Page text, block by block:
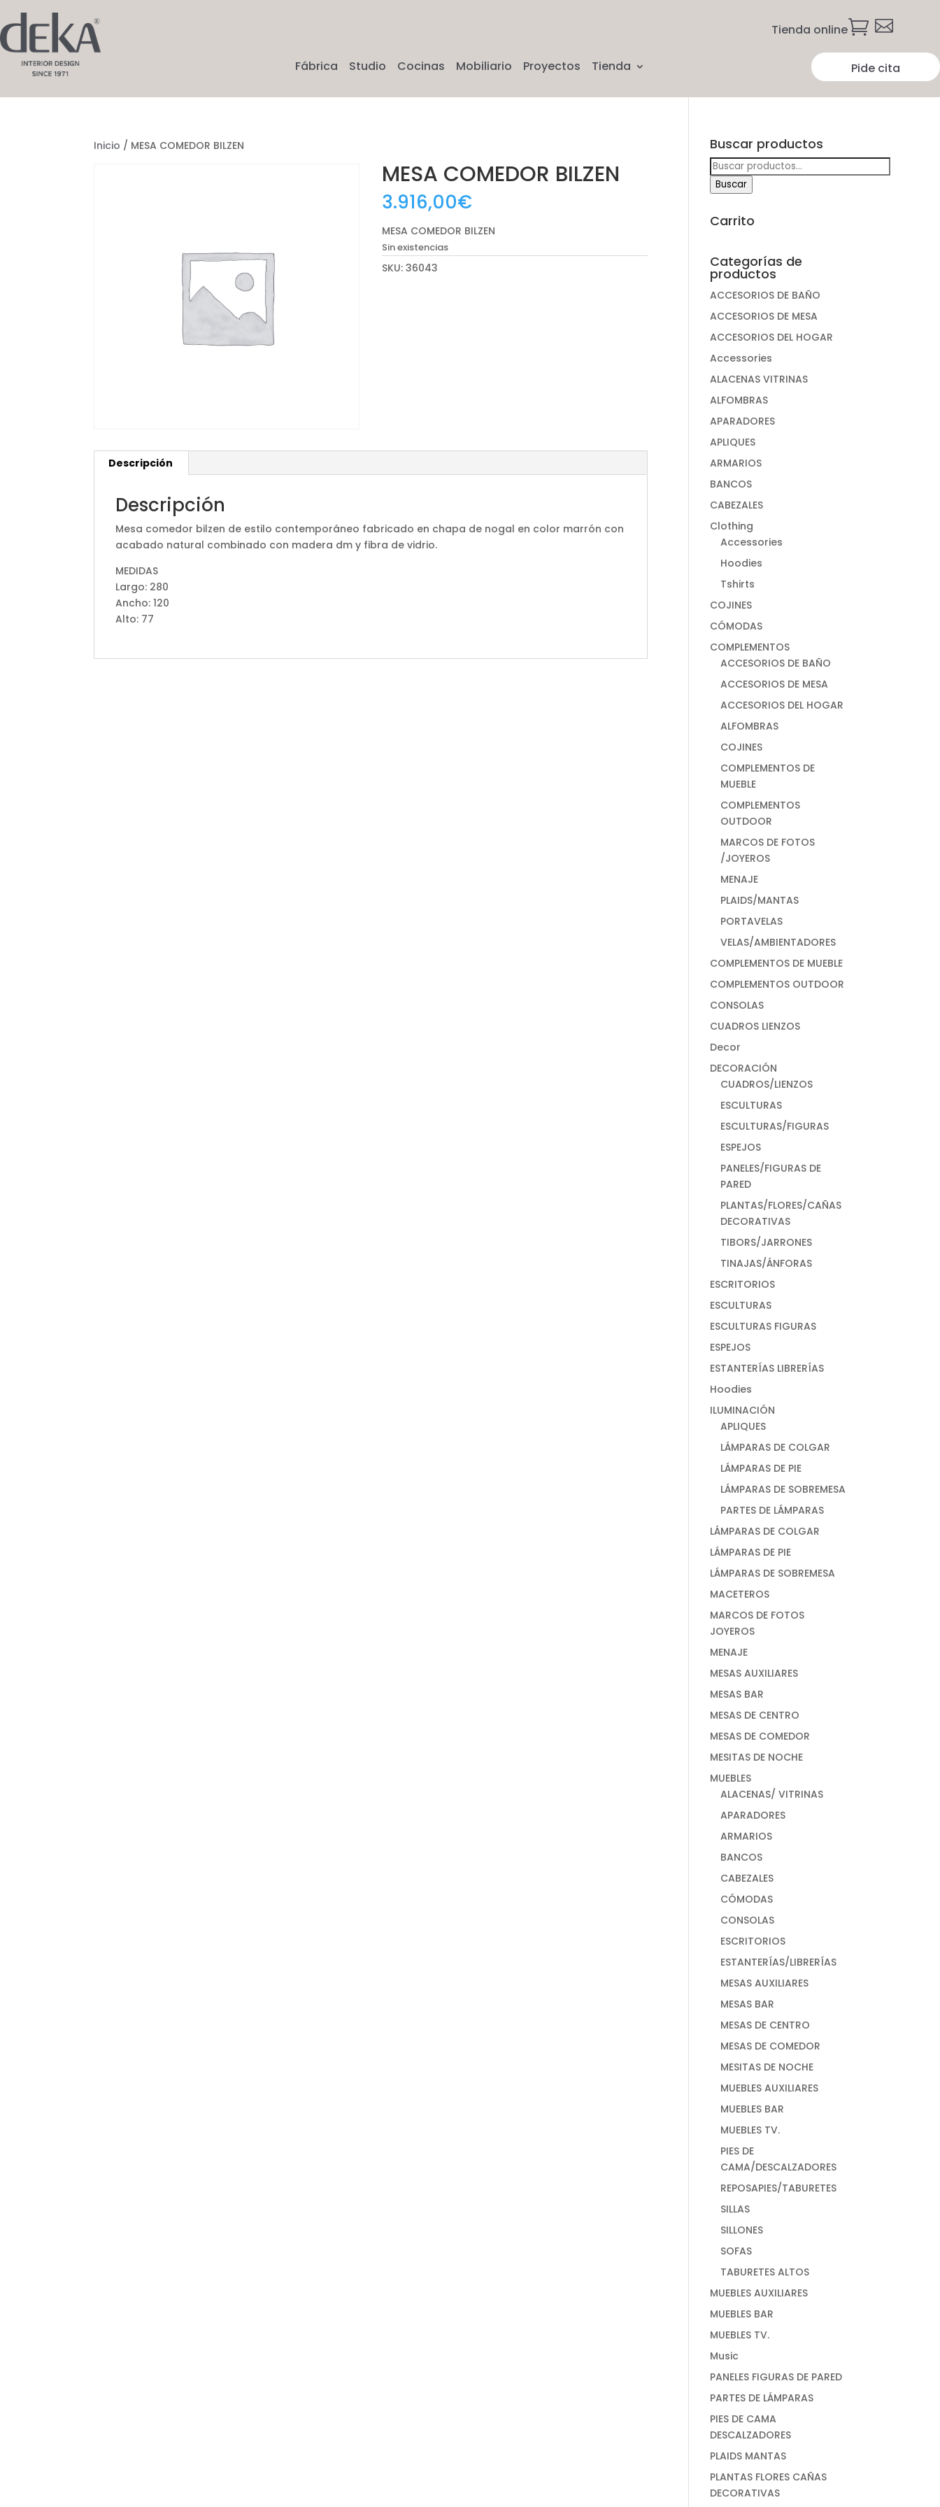
Tienda online 
Fábrica Studio Cocinas Mobiliario Proyectos Tienda Pide cita
Inicio / MESA COMEDOR BILZEN
MESA COMEDOR BILZEN
3.916,00€
MESA COMEDOR BILZEN
Sin existencias
SKU:36043
Descripción
Descripción
Mesa comedor bilzen de estilo contemporáneo fabricado en chapa de nogal en color marrón con
acabado natural combinado con madera dm y fibra de vidrio.
MEDIDAS
Largo: 280
Ancho: 120
Alto: 77
Buscar productos
Buscar
por:
Buscar
Carrito
Categorías de
productos
ACCESORIOS DE BAÑO
ACCESORIOS DE MESA
ACCESORIOS DEL HOGAR
Accessories
ALACENAS VITRINAS
ALFOMBRAS
APARADORES
APLIQUES
ARMARIOS
BANCOS
CABEZALES
Clothing
Accessories
Hoodies
Tshirts
COJINES
CÓMODAS
COMPLEMENTOS
ACCESORIOS DE BAÑO
ACCESORIOS DE MESA
ACCESORIOS DEL HOGAR
ALFOMBRAS
COJINES
COMPLEMENTOS DE
MUEBLE
COMPLEMENTOS
OUTDOOR
MARCOS DE FOTOS
/JOYEROS
MENAJE
PLAIDS/MANTAS
PORTAVELAS
VELAS/AMBIENTADORES
COMPLEMENTOS DE MUEBLE
COMPLEMENTOS OUTDOOR
CONSOLAS
CUADROS LIENZOS
Decor
DECORACIÓN
CUADROS/LIENZOS
ESCULTURAS
ESCULTURAS/FIGURAS
ESPEJOS
PANELES/FIGURAS DE
PARED
PLANTAS/FLORES/CAÑAS
DECORATIVAS
TIBORS/JARRONES
TINAJAS/ÁNFORAS
ESCRITORIOS
ESCULTURAS
ESCULTURAS FIGURAS
ESPEJOS
ESTANTERÍAS LIBRERÍAS
Hoodies
ILUMINACIÓN
APLIQUES
LÁMPARAS DE COLGAR
LÁMPARAS DE PIE
LÁMPARAS DE SOBREMESA
PARTES DE LÁMPARAS
LÁMPARAS DE COLGAR
LÁMPARAS DE PIE
LÁMPARAS DE SOBREMESA
MACETEROS
MARCOS DE FOTOS
JOYEROS
MENAJE
MESAS AUXILIARES
MESAS BAR
MESAS DE CENTRO
MESAS DE COMEDOR
MESITAS DE NOCHE
MUEBLES
ALACENAS/ VITRINAS
APARADORES
ARMARIOS
BANCOS
CABEZALES
CÓMODAS
CONSOLAS
ESCRITORIOS
ESTANTERÍAS/LIBRERÍAS
MESAS AUXILIARES
MESAS BAR
MESAS DE CENTRO
MESAS DE COMEDOR
MESITAS DE NOCHE
MUEBLES AUXILIARES
MUEBLES BAR
MUEBLES TV.
PIES DE
CAMA/DESCALZADORES
REPOSAPIES/TABURETES
SILLAS
SILLONES
SOFAS
TABURETES ALTOS
MUEBLES AUXILIARES
MUEBLES BAR
MUEBLES TV.
Music
PANELES FIGURAS DE PARED
PARTES DE LÁMPARAS
PIES DE CAMA
DESCALZADORES
PLAIDS MANTAS
PLANTAS FLORES CAÑAS
DECORATIVAS